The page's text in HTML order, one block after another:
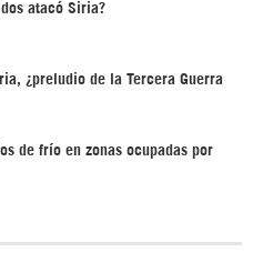
atacó Siria?
¿preludio de la Tercera Guerra
de frío en zonas ocupadas por